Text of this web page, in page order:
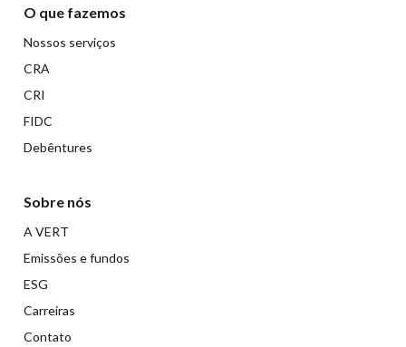
O que fazemos
Nossos serviços
CRA
CRI
FIDC
Debêntures
Sobre nós
A VERT
Emissões e fundos
ESG
Carreiras
Contato